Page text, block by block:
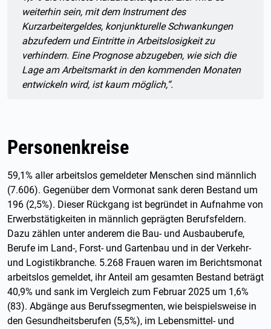
weiterhin sein, mit dem Instrument des
Kurzarbeitergeldes, konjunkturelle Schwankungen
abzufedern und Eintritte in Arbeitslosigkeit zu
verhindern. Eine Prognose abzugeben, wie sich die
Lage am Arbeitsmarkt in den kommenden Monaten
entwickeln wird, ist kaum möglich,“.
Personenkreise
59,1% aller arbeitslos gemeldeter Menschen sind männlich
(7.606). Gegenüber dem Vormonat sank deren Bestand um
196 (2,5%). Dieser Rückgang ist begründet in Aufnahme von
Erwerbstätigkeiten in männlich geprägten Berufsfeldern.
Dazu zählen unter anderem die Bau- und Ausbauberufe,
Berufe im Land-, Forst- und Gartenbau und in der Verkehr-
und Logistikbranche. 5.268 Frauen waren im Berichtsmonat
arbeitslos gemeldet, ihr Anteil am gesamten Bestand beträgt
40,9% und sank im Vergleich zum Februar 2025 um 1,6%
(83). Abgänge aus Berufssegmenten, wie beispielsweise in
den Gesundheitsberufen (5,5%), im Lebensmittel- und